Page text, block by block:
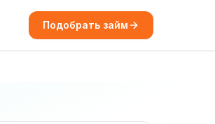
Подобрать займ